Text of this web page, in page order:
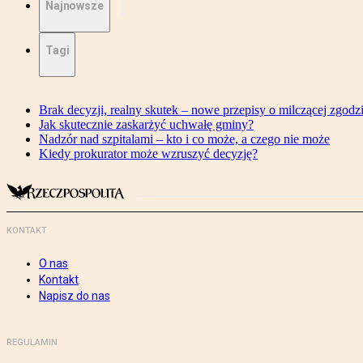
Najnowsze
Tagi
Brak decyzji, realny skutek – nowe przepisy o milczącej
Jak skutecznie zaskarżyć uchwałę gminy?
Nadzór nad szpitalami – kto i co może, a czego nie może
Kiedy prokurator może wzruszyć decyzję?
KONTAKT
O nas
Kontakt
Napisz do nas
REGULAMIN